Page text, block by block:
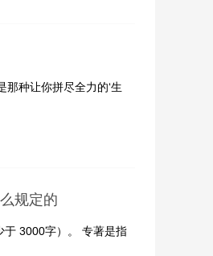
种让你拼尽全力的‘生
规定的
于 3000字）。 专著是指